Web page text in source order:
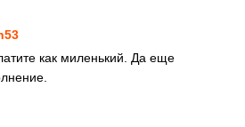
как миленький. Да еще